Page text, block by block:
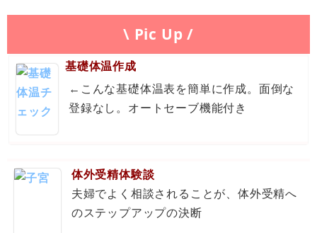
\ Pic Up /
基礎体温作成
←こんな基礎体温表を簡単に作成。面倒な
登録なし。オートセーブ機能付き
体外受精体験談
夫婦でよく相談されることが、体外受精へ
のステップアップの決断